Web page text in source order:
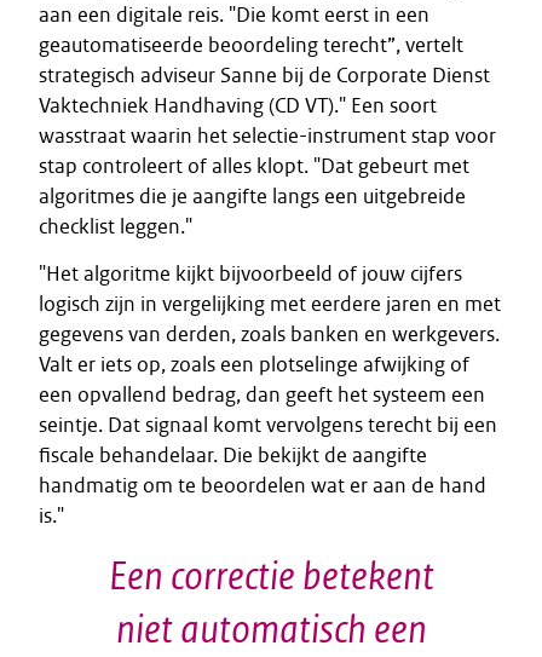
aan een digitale reis. "Die komt eerst in een
geautomatiseerde beoordeling terecht”, vertelt
strategisch adviseur Sanne bij de Corporate Dienst
Vaktechniek Handhaving (CD VT)." Een soort
wasstraat waarin het selectie-instrument stap voor
stap controleert of alles klopt. "Dat gebeurt met
algoritmes die je aangifte langs een uitgebreide
checklist leggen."
"Het algoritme kijkt bijvoorbeeld of jouw cijfers
logisch zijn in vergelijking met eerdere jaren en met
gegevens van derden, zoals banken en werkgevers.
Valt er iets op, zoals een plotselinge afwijking of
een opvallend bedrag, dan geeft het systeem een
seintje. Dat signaal komt vervolgens terecht bij een
fiscale behandelaar. Die bekijkt de aangifte
handmatig om te beoordelen wat er aan de hand
is."
Een correctie betekent
niet automatisch een